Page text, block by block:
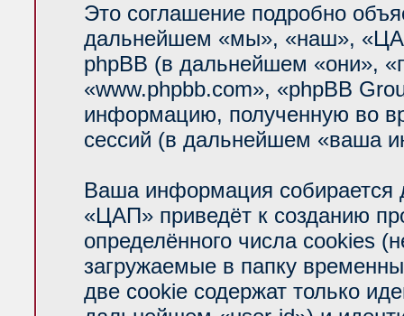
Это соглашение подробно
дальнейшем «мы», «наш»,
phpBB (в дальнейшем «они»,
«www.phpbb.com», «phpBB
информацию, полученную во
сессий (в дальнейшем «ваша
Ваша информация собирается
«ЦАП» приведёт к созданию
определённого числа cookies
загружаемые в папку
две cookie содержат только